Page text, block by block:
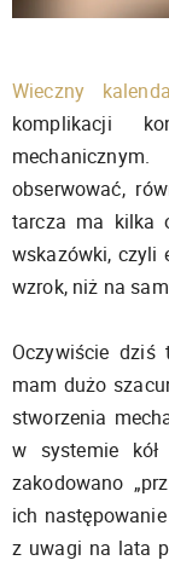
Wieczny
komplikacji
obserwować,
tarcza ma kilka
wskazówki, czyli
wzrok, niż na
Oczywiście
mam dużo
stworzenia
w systemie
zakodowano
ich
z uwagi na lata